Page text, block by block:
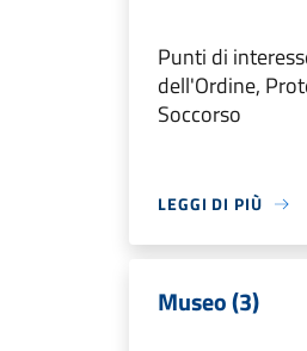
Punti di
dell'Ordine,
Soccorso
LEGGI DI PIÙ
Museo (3)